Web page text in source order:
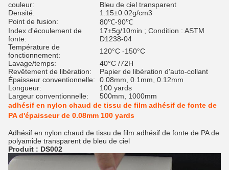
couleur:
Bleu de ciel transparent
Densité:
1.15±0.02g/cm3
Point de fusion:
80℃-90℃
Index d'écoulement de
fonte:
17±5g/10min ; Condition : ASTM
D1238-04
Température de
fonctionnement:
120°C -150°C
Lavage/temps:
40°C /72H
Revêtement de libération:
Papier de libération d'auto-collant
Épaisseur conventionnelle:
0.08mm, 0.1mm, 0.12mm
Longueur:
100 yards
Largeur conventionnelle:
500mm, 1000mm
adhésif en nylon chaud de tissu de film adhésif de fonte de
PA d'épaisseur de 0.08mm 100 yards
Adhésif en nylon chaud de tissu de film adhésif de fonte de PA de
polyamide transparent de bleu de ciel
Produit : DS002